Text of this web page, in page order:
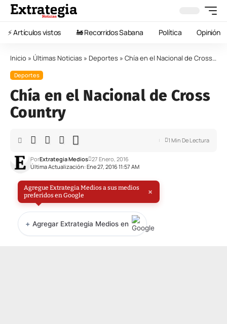
⚡️ Artículos vistos 🚂 Recorridos Sabana Política Opinión
Inicio » Últimas Noticias » Deportes » Chía en el Nacional de Cross Country
Deportes
Chía en el Nacional de Cross
Country
Última Actualización: Ene 27, 2016 11:57 AM
PorExtrategia Medios 27 Enero, 2016
1 Min De Lectura
Agregue Extrategia Medios a sus medios
preferidos en Google
×
+ Agregar Extrategia Medios en